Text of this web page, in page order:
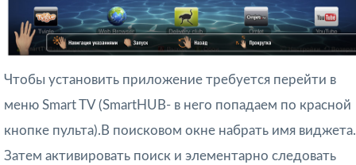
Чтобы установить приложение требуется перейти в
меню Smart TV (SmartHUB- в него попадаем по красной
кнопке пульта).В поисковом окне набрать имя виджета.
Затем активировать поиск и элементарно следовать